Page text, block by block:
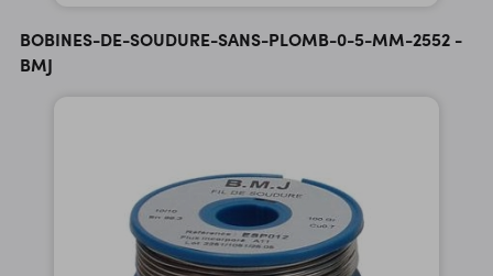
BOBINES-DE-SOUDURE-SANS-PLOMB-0-5-MM-2552 -
BMJ